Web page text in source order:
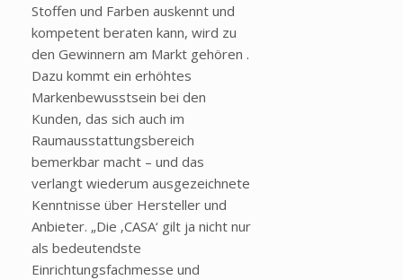
Stoffen und Farben auskennt und
kompetent beraten kann, wird zu
den Gewinnern am Markt gehören .
Dazu kommt ein erhöhtes
Markenbewusstsein bei den
Kunden, das sich auch im
Raumausstattungsbereich
bemerkbar macht – und das
verlangt wiederum ausgezeichnete
Kenntnisse über Hersteller und
Anbieter. „Die ‚CASA‘ gilt ja nicht nur
als bedeutendste
Einrichtungsfachmesse und